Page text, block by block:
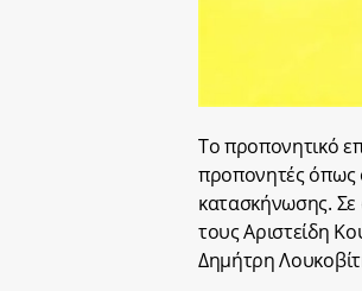
Το προπονητικό
προπονητές όπως
κατασκήνωσης. Σε
τους Αριστείδη
Δημήτρη